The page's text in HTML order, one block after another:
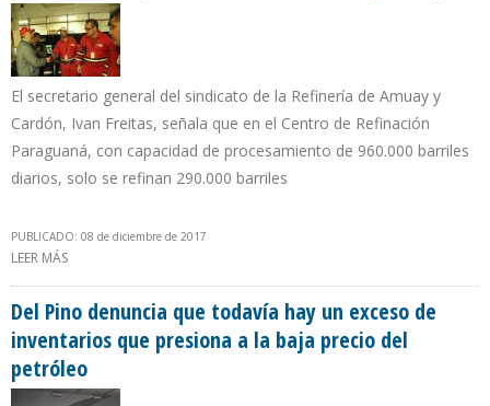
El secretario general del sindicato de la Refinería de Amuay y
Cardón, Ivan Freitas, señala que en el Centro de Refinación
Paraguaná, con capacidad de procesamiento de 960.000 barriles
diarios, solo se refinan 290.000 barriles
PUBLICADO: 08 de diciembre de 2017
LEER MÁS
Del Pino denuncia que todavía hay un exceso de
inventarios que presiona a la baja precio del
petróleo